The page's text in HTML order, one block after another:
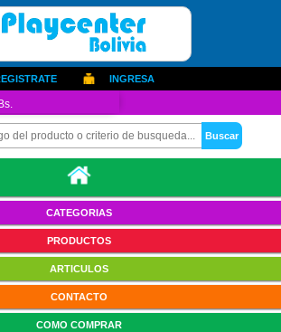
INGRESA
CATEGORIAS
PRODUCTOS
ARTICULOS
CONTACTO
COMO COMPRAR